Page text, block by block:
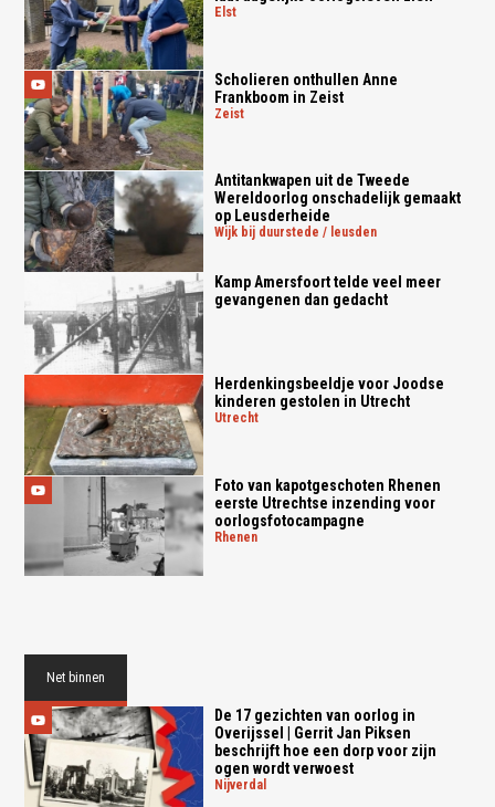
elst
Scholieren onthullen Anne
Frankboom in Zeist
zeist
Antitankwapen uit de Tweede
Wereldoorlog onschadelijk gemaakt
op Leusderheide
wijk bij duurstede / leusden
Kamp Amersfoort telde veel meer
gevangenen dan gedacht
Herdenkingsbeeldje voor Joodse
kinderen gestolen in Utrecht
utrecht
Foto van kapotgeschoten Rhenen
eerste Utrechtse inzending voor
oorlogsfotocampagne
rhenen
Net binnen
De 17 gezichten van oorlog in
Overijssel | Gerrit Jan Piksen
beschrijft hoe een dorp voor zijn
ogen wordt verwoest
nijverdal